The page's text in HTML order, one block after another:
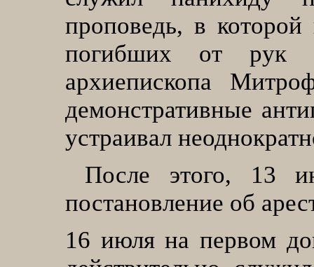
проповедь, в
погибших от рук
архиепископа
демонстративные
устраивал
После этого, 13
постановление об
16 июля на первом